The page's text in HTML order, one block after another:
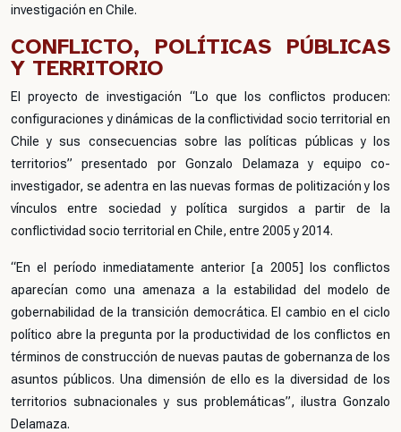
investigación en Chile.
CONFLICTO, POLÍTICAS PÚBLICAS
Y TERRITORIO
El proyecto de investigación “Lo que los conflictos producen:
configuraciones y dinámicas de la conflictividad socio territorial en
Chile y sus consecuencias sobre las políticas públicas y los
territorios” presentado por Gonzalo Delamaza y equipo co-
investigador, se adentra en las nuevas formas de politización y los
vínculos entre sociedad y política surgidos a partir de la
conflictividad socio territorial en Chile, entre 2005 y 2014.
“En el período inmediatamente anterior [a 2005] los conflictos
aparecían como una amenaza a la estabilidad del modelo de
gobernabilidad de la transición democrática. El cambio en el ciclo
político abre la pregunta por la productividad de los conflictos en
términos de construcción de nuevas pautas de gobernanza de los
asuntos públicos. Una dimensión de ello es la diversidad de los
territorios subnacionales y sus problemáticas”, ilustra Gonzalo
Delamaza.